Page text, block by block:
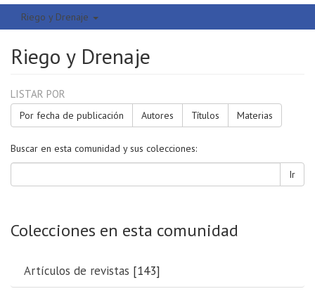
Riego y Drenaje
Riego y Drenaje
LISTAR POR
Por fecha de publicación Autores Títulos Materias
Buscar en esta comunidad y sus colecciones:
Ir
Colecciones en esta comunidad
Artículos de revistas [143]